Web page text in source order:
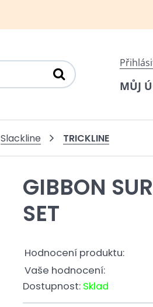
MŮJ
Slackline TRICKLINE
GIBBON
SET
Hodnocení produktu:
Vaše hodnocení:
Dostupnost: Sklad